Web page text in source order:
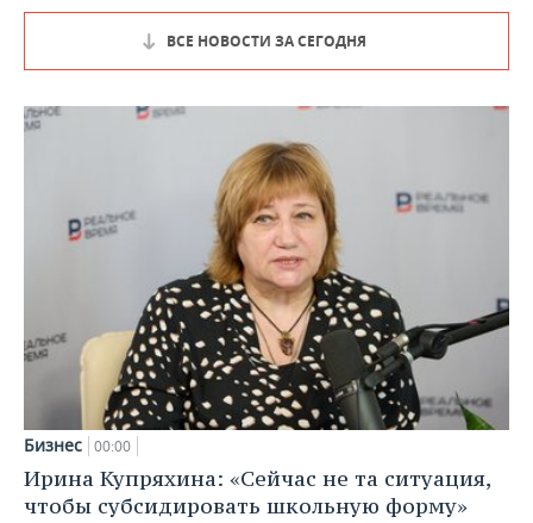
ВСЕ НОВОСТИ ЗА СЕГОДНЯ
Бизнес 00:00
Ирина Купряхина: «Сейчас не та ситуация,
чтобы субсидировать школьную форму»